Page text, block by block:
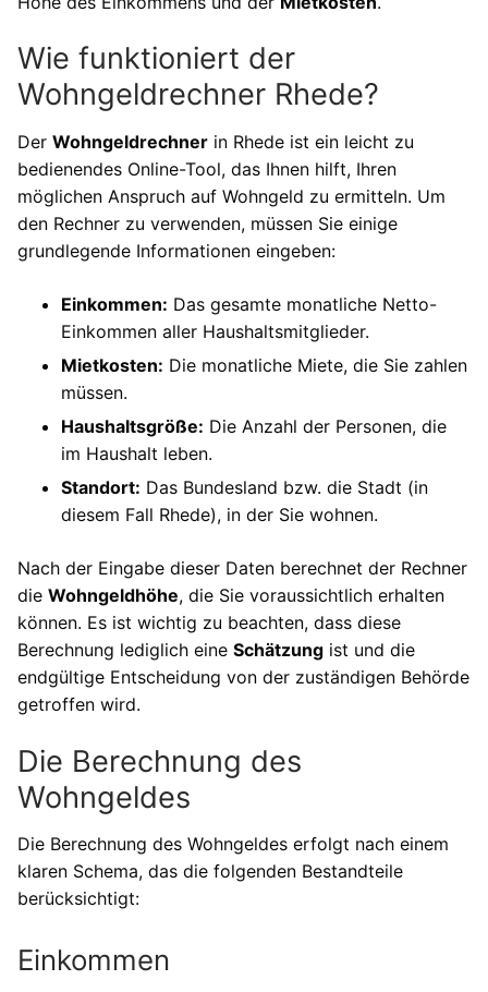
Wie funktioniert der
Wohngeldrechner Rhede?
Der Wohngeldrechner in Rhede ist ein leicht zu
bedienendes Online-Tool, das Ihnen hilft, Ihren
möglichen Anspruch auf Wohngeld zu ermitteln. Um
den Rechner zu verwenden, müssen Sie einige
grundlegende Informationen eingeben:
Einkommen: Das gesamte monatliche Netto-
Einkommen aller Haushaltsmitglieder.
Mietkosten: Die monatliche Miete, die Sie zahlen
müssen.
Haushaltsgröße: Die Anzahl der Personen, die
im Haushalt leben.
Standort: Das Bundesland bzw. die Stadt (in
diesem Fall Rhede), in der Sie wohnen.
Nach der Eingabe dieser Daten berechnet der Rechner
die Wohngeldhöhe, die Sie voraussichtlich erhalten
können. Es ist wichtig zu beachten, dass diese
Berechnung lediglich eine Schätzung ist und die
endgültige Entscheidung von der zuständigen Behörde
getroffen wird.
Die Berechnung des
Wohngeldes
Die Berechnung des Wohngeldes erfolgt nach einem
klaren Schema, das die folgenden Bestandteile
berücksichtigt:
Einkommen